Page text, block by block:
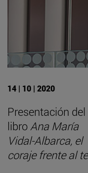
14 | 10 | 2020
Presentación del
libro Ana María
Vidal-Albarca, el
coraje frente al